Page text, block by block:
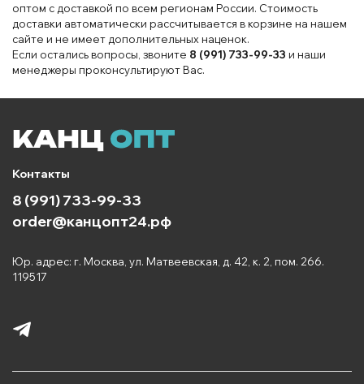
оптом с доставкой по всем регионам России. Стоимость
доставки автоматически рассчитывается в корзине на нашем
сайте и не имеет дополнительных наценок.
Если остались вопросы, звоните 8 (991) 733-99-33 и наши
менеджеры проконсультируют Вас.
Контакты
8 (991) 733-99-33
order@канцопт24.рф
Юр. адрес: г. Москва, ул. Матвеевская, д. 42, к. 2, пом. 266.
119517